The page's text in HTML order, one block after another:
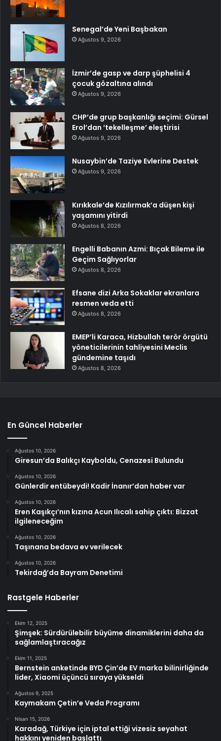
Senegal’de Yeni Başbakan
Ağustos 9, 2026
İzmir’de gasp ve darp şüphelisi 4
çocuk gözaltına alındı
Ağustos 9, 2026
CHP’de grup başkanlığı seçimi: Gürsel
Erol’dan ‘tekelleşme’ eleştirisi
Ağustos 9, 2026
Nusaybin’de Taziye Evlerine Destek
Ağustos 9, 2026
Kırıkkale’de Kızılırmak’a düşen kişi
yaşamını yitirdi
Ağustos 8, 2026
Engelli Babanın Azmi: Bıçak Bileme ile
Geçim Sağlıyorlar
Ağustos 8, 2026
Efsane dizi Arka Sokaklar ekranlara
resmen veda etti
Ağustos 8, 2026
EMEP’li Karaca, Hizbullah terör örgütü
yöneticilerinin tahliyesini Meclis
gündemine taşıdı
Ağustos 8, 2026
En Güncel Haberler
Ağustos 10, 2026
Giresun’da Balıkçı Kayboldu, Cenazesi Bulundu
Ağustos 10, 2026
Günlerdir entübeydi! Kadir İnanır’dan haber var
Ağustos 10, 2026
Eren Kaşıkçı’nın kızına Acun Ilıcalı sahip çıktı: Bizzat
ilgileneceğim
Ağustos 10, 2026
Taşınana bedava ev verilecek
Ağustos 10, 2026
Tekirdağ’da Bayram Denetimi
Rastgele Haberler
Ekim 12, 2025
Şimşek: Sürdürülebilir büyüme dinamiklerini daha da
sağlamlaştıracağız
Ekim 11, 2025
Bernstein anketinde BYD Çin’de EV marka bilinirliğinde
lider, Xiaomi üçüncü sıraya yükseldi
Ağustos 9, 2025
Kaymakam Çetin’e Veda Programı
Nisan 15, 2026
Karadağ, Türkiye için iptal ettiği vizesiz seyahat
hakkını yeniden başlattı